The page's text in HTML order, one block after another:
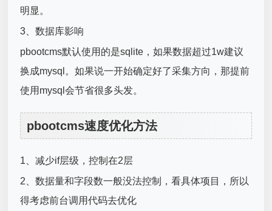
明显。
3、数据库影响
pbootcms默认使用的是sqlite，如果数据超过1w建议
换成mysql。如果说一开始确定好了采集方向，那提前
使用mysql会节省很多头发。
pbootcms速度优化方法
1、减少if层级，控制在2层
2、数据量和字段数一般没法控制，看具体项目，所以
得考虑前台调用代码去优化